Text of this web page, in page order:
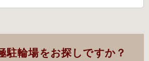
駐輪場をお探しですか？